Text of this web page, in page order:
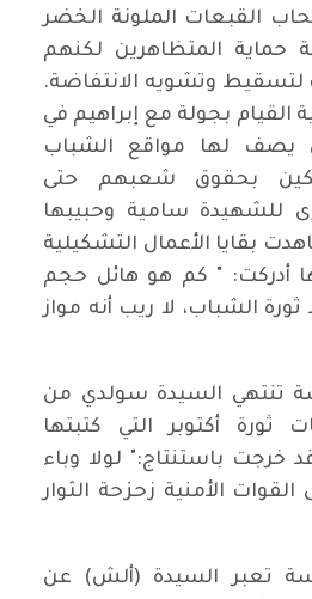
القبعات الملونة الخضر
حماية المتظاهرين لكنهم
لتسقيط وتشويه الانتفاضة.
بجولة مع إبراهيم في
يصف لها مواقع الشباب
بحقوق شعبهم حتى
للشهيدة سامية وحبيبها
بقايا الأعمال التشكيلية
أدركت: " كم هو هائل حجم
الشباب، لا ريب أنه مواز
تنتهي السيدة سولدي من
ثورة أكتوبر التي كتبتها
خرجت باستنتاج:" لولا وباء
الأمنية زحزحة الثوار
تعبر السيدة (ألش) عن